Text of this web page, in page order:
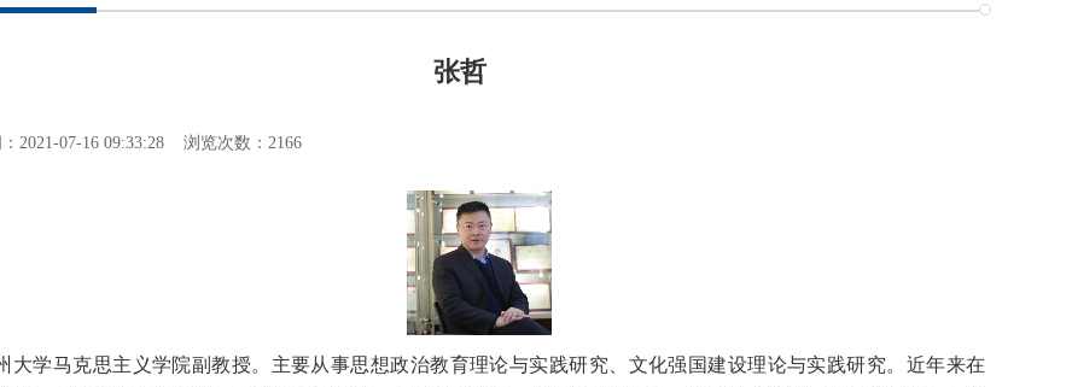
张哲
2021-07-16 09:33:28 浏览次数：2166
大学马克思主义学院副教授。主要从事思想政治教育理论与实践研究、文化强国建设理论与实践研究。近年来在